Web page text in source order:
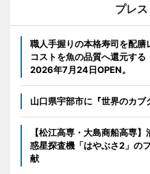
プレ
職人手握りの本格寿司を配膳
コストを魚の品質へ還元す
2026年7月24日OPEN。
山口県宇部市に『世界のカブ
【松江高専・大島商船高専
惑星探査機「はやぶさ2」の
献